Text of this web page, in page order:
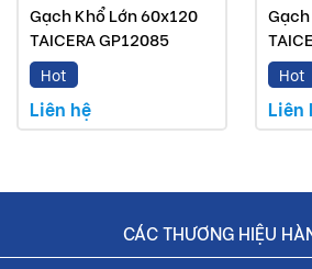
Gạch Khổ Lớn 60x120
TAICERA GP12085
Hot
Liên hệ
Hot
Liên
CÁC THƯƠNG HIỆU